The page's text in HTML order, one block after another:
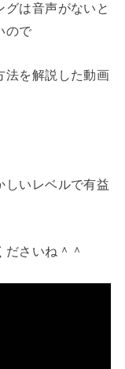
グは音声がないと
ので
法を解説した動画
しいレベルで有益
さいね＾＾